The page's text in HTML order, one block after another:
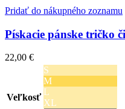
Pridať do nákupného zoznamu
Pískacie pánske tričko
22,00 €
Veľkosť
S
M
L
XL